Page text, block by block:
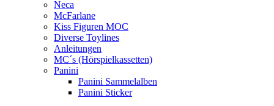
Neca
McFarlane
Kiss Figuren MOC
Diverse Toylines
Anleitungen
MC´s (Hörspielkassetten)
Panini
Panini Sammelalben
Panini Sticker